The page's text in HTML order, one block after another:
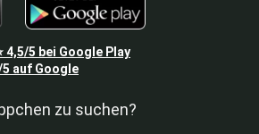
4,5/5 bei Google Play
auf Google
zu suchen?